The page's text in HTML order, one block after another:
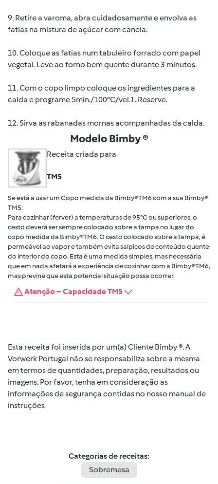
9. Retire a varoma, abra cuidadosamente e envolva as
fatias na mistura de açúcar com canela.
10. Coloque as fatias num tabuleiro forrado com papel
vegetal. Leve ao forno bem quente durante 3 minutos.
11. Com o copo limpo coloque os ingredientes para a
calda e programe 5min./100°C/vel.1. Reserve.
12. Sirva as rabanadas mornas acompanhadas da calda.
Modelo Bimby ®
Receita criada para
TM5
Se está a usar um Copo medida da Bimby® TM6 com a sua Bimby®
TM5:
Para cozinhar (ferver) a temperaturas de 95°C ou superiores, o
cesto deverá ser sempre colocado sobre a tampa no lugar do
copo medida da Bimby®TM6. O cesto colocado sobre a tampa, é
permeável ao vapor e também evita salpicos de conteúdo quente
do interior do copo. Esta é uma medida simples, mas necessária
que em nada afetará a experiência de cozinhar com a Bimby® TM6,
mas previne que esta potencial situação possa ocorrer.
Atenção – Capacidade TM5
Esta receita foi inserida por um(a) Cliente Bimby ®. A
Vorwerk Portugal não se responsabiliza sobre a mesma
em termos de quantidades, preparação, resultados ou
imagens. Por favor, tenha em consideração as
informações de segurança contidas no nosso manual de
instruções
Categorias de receitas:
Sobremesa